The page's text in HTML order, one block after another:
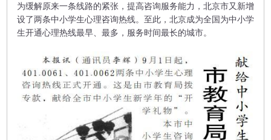
为缓解原来一条线路的紧张，提高咨询服务能力，北京市又新增
设了两条中小学生心理咨询热线。至此，北京成为全国为中小学
生开通心理热线最早、最多，服务时间最长的城市。